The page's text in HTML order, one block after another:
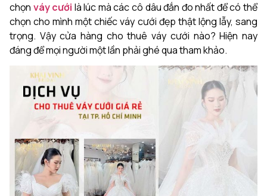
chọn váy cưới là lúc mà các cô dâu đắn đo nhất để có thể
chọn cho mình một chiếc váy cưới đẹp thật lộng lẫy, sang
trọng. Vậy cửa hàng cho thuê váy cưới nào? Hiện nay
đáng để mọi người một lần phải ghé qua tham khảo.